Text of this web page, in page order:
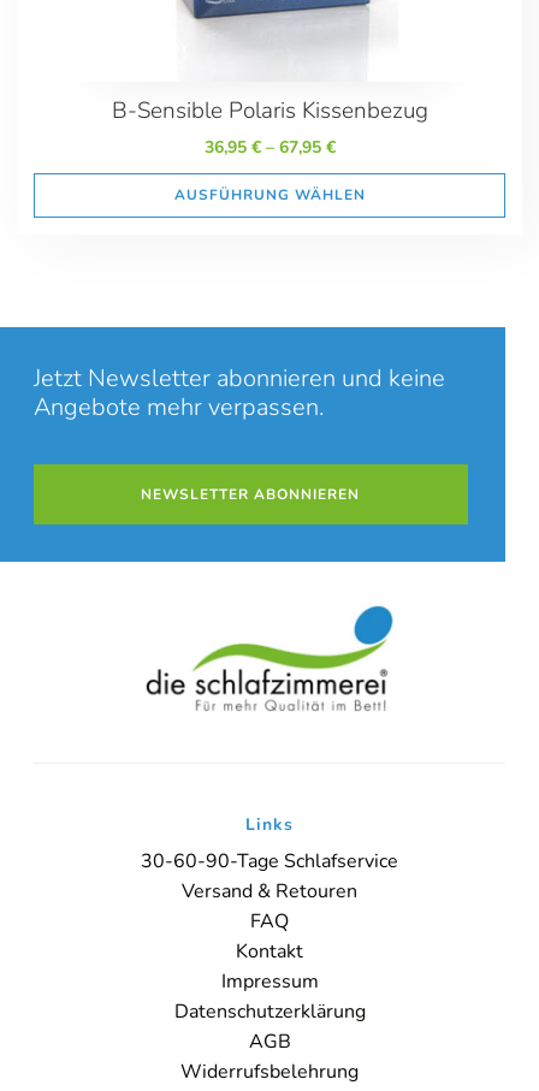
B-Sensible Polaris Kissenbezug
36,95 €– 67,95 €
AUSFÜHRUNG WÄHLEN
Sie sehen gerade einen Platzhalterinhalt von
auf den eigentlichen Inhalt zuzugreifen, klicken Sie auf den Button
unten. Bitte beachten Sie, dass dabei Daten an Drittanbieter
weitergegeben werden.
Inhalt entsperren
Weitere Informationen
'
Jetzt Newsletter abonnieren und keine
Angebote mehr verpassen.
NEWSLETTER ABONNIEREN
Links
30-60-90-Tage Schlafservice
Versand & Retouren
FAQ
Kontakt
Impressum
Datenschutzerklärung
AGB
Widerrufsbelehrung